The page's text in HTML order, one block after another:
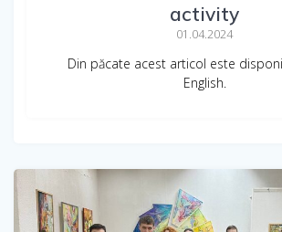
activity
01.04.2024
Din păcate acest articol este
English.